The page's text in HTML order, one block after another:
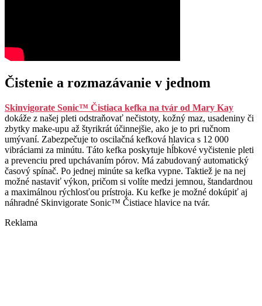
Čistenie a rozmazávanie v jednom
Skinvigorate Sonic™ Čistiaca kefka na tvár od Mary Kay
dokáže z našej pleti odstraňovať nečistoty, kožný maz, usadeniny či
zbytky make-upu až štyrikrát účinnejšie, ako je to pri ručnom
umývaní. Zabezpečuje to oscilačná kefková hlavica s 12 000
vibráciami za minútu. Táto kefka poskytuje hĺbkové vyčistenie pleti
a prevenciu pred upchávaním pórov. Má zabudovaný automatický
časový spínač. Po jednej minúte sa kefka vypne. Taktiež je na nej
možné nastaviť výkon, pričom si volíte medzi jemnou, štandardnou
a maximálnou rýchlosťou prístroja. Ku kefke je možné dokúpiť aj
náhradné Skinvigorate Sonic™ Čistiace hlavice na tvár.
Reklama